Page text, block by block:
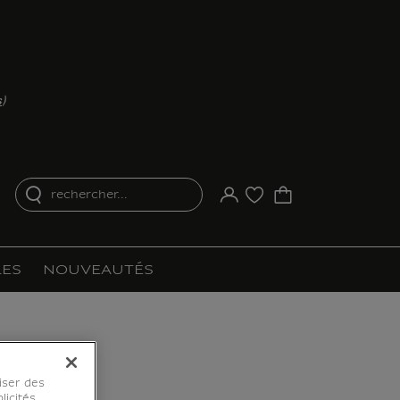
)
rechercher...
Votre compte
Liste d'achat
NOUVEAUTÉS
des